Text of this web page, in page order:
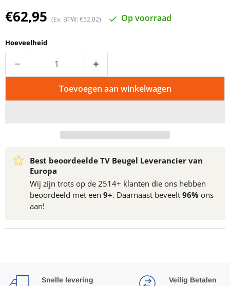
Huidige prijs
€62,95 (Ex. BTW: €52,02) Op voorraad
Hoeveelheid
Toevoegen aan winkelwagen
Best beoordeelde TV Beugel Leverancier van
Europa
Wij zijn trots op de 2514+ klanten die ons hebben
beoordeeld met een 9+. Daarnaast beveelt 96% ons
aan!
Snelle levering Veilig Betalen